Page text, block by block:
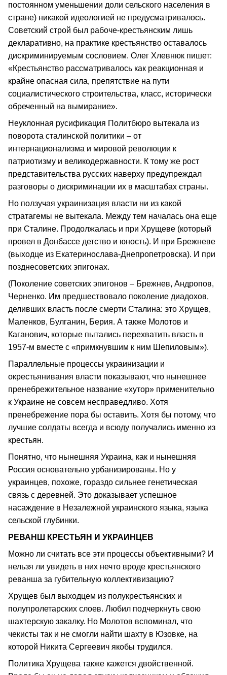
постоянном уменьшении доли сельского населения в
стране) никакой идеологией не предусматривалось.
Советский строй был рабоче-крестьянским лишь
декларативно, на практике крестьянство оставалось
дискриминируемым сословием. Олег Хлевнюк пишет:
«Крестьянство рассматривалось как реакционная и
крайне опасная сила, препятствие на пути
социалистического строительства, класс, исторически
обреченный на вымирание».
Неуклонная русификация Политбюро вытекала из
поворота сталинской политики – от
интернационализма и мировой революции к
патриотизму и великодержавности. К тому же рост
представительства русских наверху предупреждал
разговоры о дискриминации их в масштабах страны.
Но ползучая украинизация власти ни из какой
стратагемы не вытекала. Между тем началась она еще
при Сталине. Продолжалась и при Хрущеве (который
провел в Донбассе детство и юность). И при Брежневе
(выходце из Екатеринослава-Днепропетровска). И при
позднесоветских эпигонах.
(Поколение советских эпигонов – Брежнев, Андропов,
Черненко. Им предшествовало поколение диадохов,
деливших власть после смерти Сталина: это Хрущев,
Маленков, Булганин, Берия. А также Молотов и
Каганович, которые пытались перехватить власть в
1957-м вместе с «примкнувшим к ним Шепиловым»).
Параллельные процессы украинизации и
окрестьянивания власти показывают, что нынешнее
пренебрежительное название «хутор» применительно
к Украине не совсем несправедливо. Хотя
пренебрежение пора бы оставить. Хотя бы потому, что
лучшие солдаты всегда и всюду получались именно из
крестьян.
Понятно, что нынешняя Украина, как и нынешняя
Россия основательно урбанизированы. Но у
украинцев, похоже, гораздо сильнее генетическая
связь с деревней. Это доказывает успешное
насаждение в Незалежной украинского языка, языка
сельской глубинки.
РЕВАНШ КРЕСТЬЯН И УКРАИНЦЕВ
Можно ли считать все эти процессы объективными? И
нельзя ли увидеть в них нечто вроде крестьянского
реванша за губительную коллективизацию?
Хрущев был выходцем из полукрестьянских и
полупролетарских слоев. Любил подчеркнуть свою
шахтерскую закалку. Но Молотов вспоминал, что
чекисты так и не смогли найти шахту в Юзовке, на
которой Никита Сергеевич якобы трудился.
Политика Хрущева также кажется двойственной.